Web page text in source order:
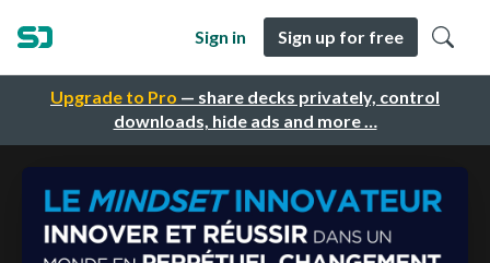
Upgrade to Pro — share decks privately, control
downloads, hide ads and more …
Sign in Sign up for free